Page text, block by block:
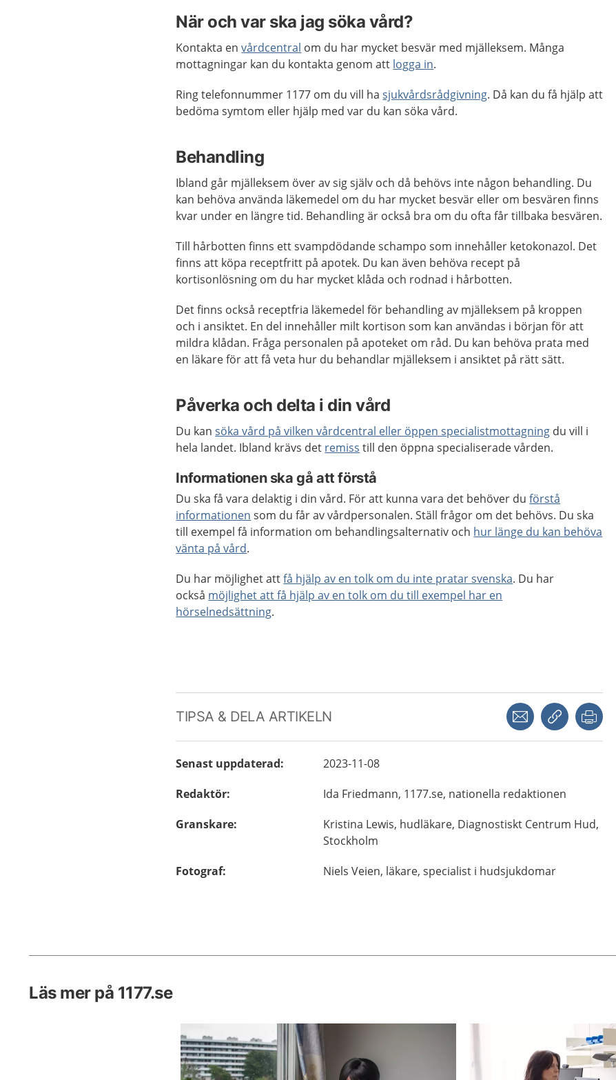
När och var ska jag söka vård?
Kontakta envårdcentral om du har mycket besvär med mjälleksem. Många
mottagningar kan du kontakta genom att logga in.
Ring telefonnummer 1177 om du vill hasjukvårdsrådgivning. Då kan du få hjälp att
bedöma symtom eller hjälp med var du kan söka vård.
Behandling
Ibland går mjälleksem över av sig själv och då behövs inte någon behandling. Du
kan behöva använda läkemedel om du har mycket besvär eller om besvären finns
kvar under en längre tid. Behandling är också bra om du ofta får tillbaka besvären.
Till hårbotten finns ett svampdödande schampo som innehåller ketokonazol. Det
finns att köpa receptfritt på apotek. Du kan även behöva recept på
kortisonlösning om du har mycket klåda och rodnad i hårbotten.
Det finns också receptfria läkemedel för behandling av mjälleksem på kroppen
och i ansiktet. En del innehåller milt kortison som kan användas i början för att
mildra klådan. Fråga personalen på apoteket om råd. Du kan behöva prata med
en läkare för att få veta hur du behandlar mjälleksem i ansiktet på rätt sätt.
Påverka och delta i din vård
Du kansöka vård på vilken vårdcentral eller öppen specialistmottagning du vill i
hela landet. Ibland krävs det remiss till den öppna specialiserade vården.
Informationen ska gå att förstå
Du ska få vara delaktig i din vård. För att kunna vara det behöver duförstå
informationen som du får av vårdpersonalen. Ställ frågor om det behövs. Du ska
till exempel få information om behandlingsalternativ och hur länge du kan behöva
vänta på vård.
Du har möjlighet attfå hjälp av en tolk om du inte pratar svenska. Du har
också möjlighet att få hjälp av en tolk om du till exempel har en
hörselnedsättning.
TIPSA & DELA ARTIKELN Dela via mejlKopiera länk
Senast uppdaterad:
2023-11-08
Redaktör: Ida Friedmann, 1177.se, nationella redaktionen
Granskare: Kristina Lewis, hudläkare, Diagnostiskt Centrum Hud,
Stockholm
Fotograf: Niels Veien, läkare, specialist i hudsjukdomar
Läs mer på 1177.se